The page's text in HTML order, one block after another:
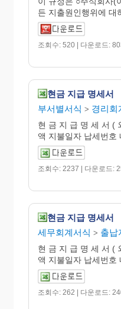
든 지출원인행위에 대
조회수: 520 | 다운로드:
현금 지급 명세서
부서별서식 > 경리회
현 금 지 급 명 세 서 (
액 지불일자 납세번호
조회수: 2237 | 다운로드:
현금 지급 명세서
세무회계서식 > 출납
현 금 지 급 명 세 서 (
액 지불일자 납세번호
조회수: 262 | 다운로드: